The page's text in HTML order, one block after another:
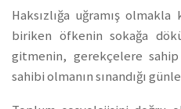
Haksızlığa uğramış
biriken öfkenin sokağa
gitmenin, gerekçelere
sahibi olmanın sınandığı